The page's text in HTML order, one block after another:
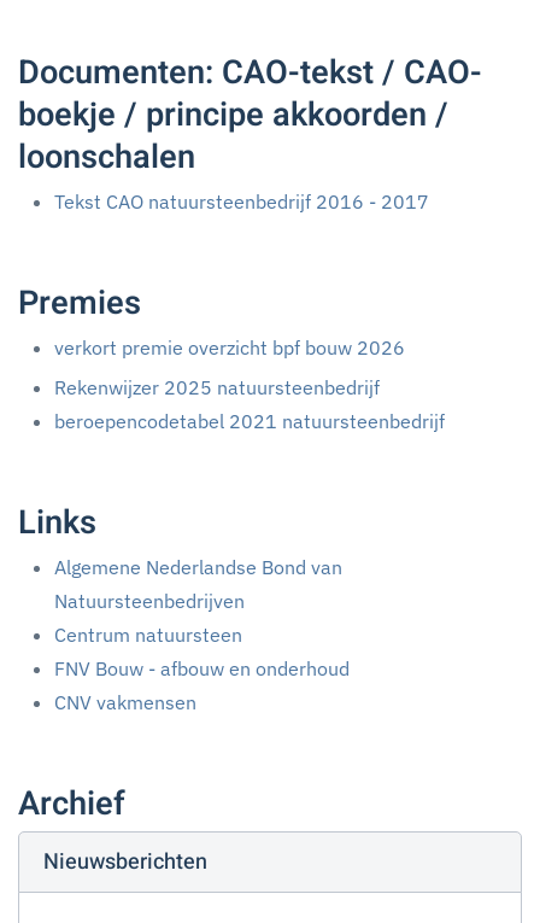
Documenten: CAO-tekst / CAO-
boekje / principe akkoorden /
loonschalen
Tekst CAO natuursteenbedrijf 2016 - 2017
Premies
verkort premie overzicht bpf bouw 2026
Rekenwijzer 2025 natuursteenbedrijf
beroepencodetabel 2021 natuursteenbedrijf
Links
Algemene Nederlandse Bond van
Natuursteenbedrijven
Centrum natuursteen
FNV Bouw - afbouw en onderhoud
CNV vakmensen
Archief
Nieuwsberichten